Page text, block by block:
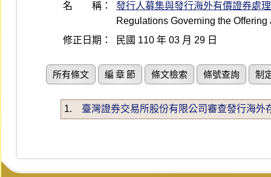
名 稱：
發行人募集與發行海外有價證券處
Regulations Governing the
修正日期：
民國 110 年 03 月 29 日
所有條文 編 章 節 條文檢索 條號查詢 制
1. 臺灣證券交易所股份有限公司審查發行海